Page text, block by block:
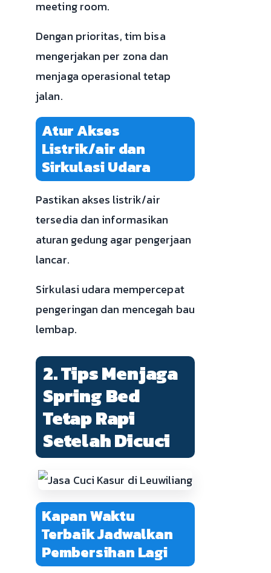
meeting room.
Dengan prioritas, tim bisa
mengerjakan per zona dan
menjaga operasional tetap
jalan.
Atur Akses
Listrik/air dan
Sirkulasi Udara
Pastikan akses listrik/air
tersedia dan informasikan
aturan gedung agar pengerjaan
lancar.
Sirkulasi udara mempercepat
pengeringan dan mencegah bau
lembap.
2. Tips Menjaga
Spring Bed
Tetap Rapi
Setelah Dicuci
Kapan Waktu
Terbaik Jadwalkan
Pembersihan Lagi